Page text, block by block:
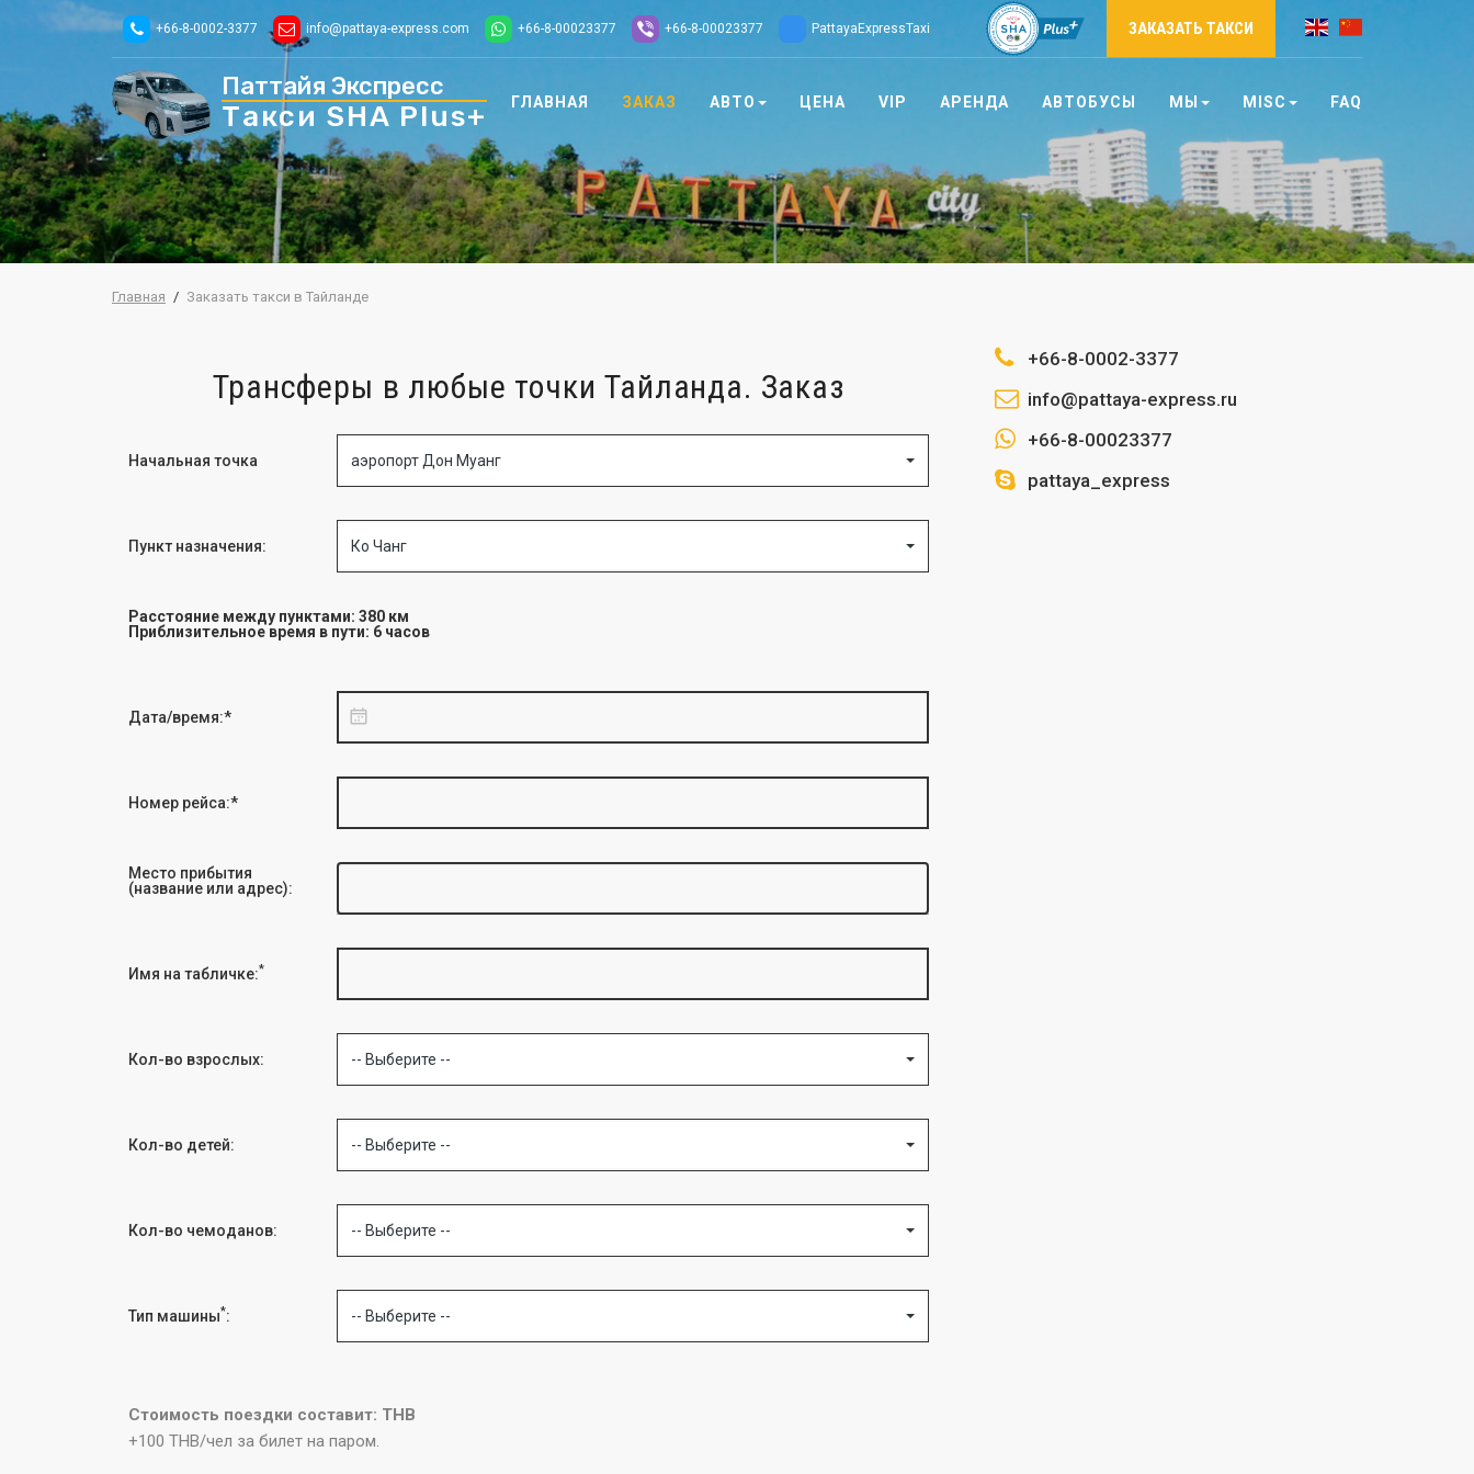
ЗАКАЗАТЬ ТАКСИ
+66-8-0002-3377 info@pattaya-express.com +66-8-00023377 +66-8-00023377 PattayaExpressTaxi
Паттайя Экспресс
Такси SHA Plus+ ГЛАВНАЯ ЗАКАЗ АВТО ЦЕНА VIP АРЕНДА АВТОБУСЫ МЫ MISC FAQ
Главная Заказать такси в Тайланде
Трансферы в любые точки Тайланда. Заказ
Начальная точка аэропорт Дон Муанг
Пункт назначения: Ко Чанг
Расстояние между пунктами: 380 км
Приблизительное время в пути: 6 часов
Дата/время:*
Номер рейса:*
Место прибытия
(название или адрес):
Имя на табличке:*
Кол-во взрослых: -- Выберите --
Кол-во детей: -- Выберите --
Кол-во чемоданов: -- Выберите --
Тип машины*: -- Выберите --
Стоимость поездки составит: THB
+100 THB/чел за билет на паром.
+66-8-0002-3377
info@pattaya-express.ru
+66-8-00023377
pattaya_express